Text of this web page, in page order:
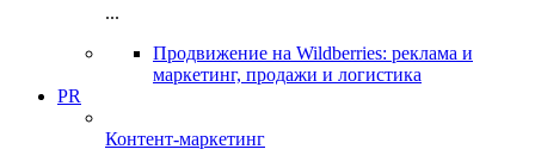
...
Продвижение на Wildberries: реклама и
маркетинг, продажи и логистика
PR
Контент-маркетинг